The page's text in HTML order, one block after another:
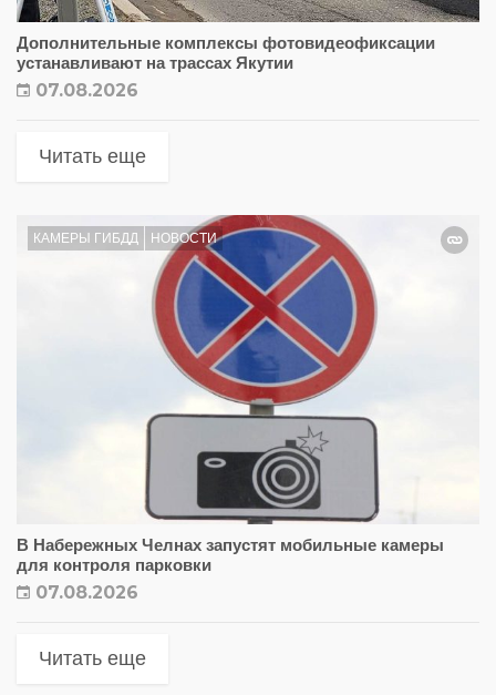
Дополнительные комплексы фотовидеофиксации
устанавливают на трассах Якутии
07.08.2026
Читать еще
КАМЕРЫ ГИБДД НОВОСТИ
В Набережных Челнах запустят мобильные камеры
для контроля парковки
07.08.2026
Читать еще